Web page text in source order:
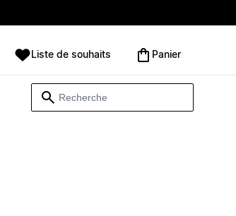
Liste de souhaits Panier